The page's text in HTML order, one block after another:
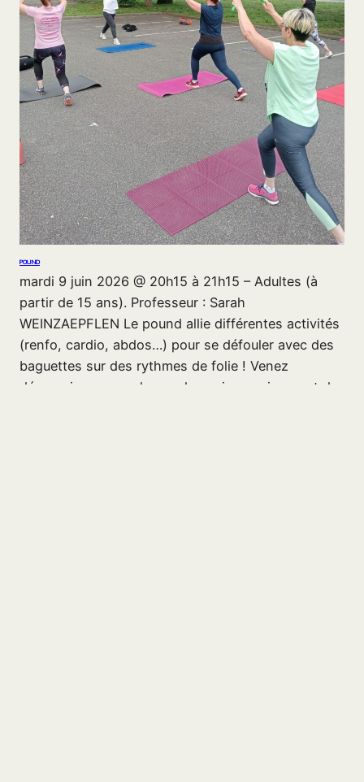
POUND
mardi 9 juin 2026 @ 20h15 à 21h15 – Adultes (à
partir de 15 ans). Professeur : Sarah
WEINZAEPFLEN Le pound allie différentes activités
(renfo, cardio, abdos…) pour se défouler avec des
baguettes sur des rythmes de folie ! Venez
découvrir ce cours hyper dynamique qui permet de